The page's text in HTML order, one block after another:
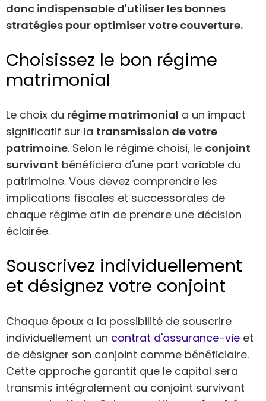
donc indispensable d'utiliser les bonnes
stratégies pour optimiser votre couverture.
Choisissez le bon régime
matrimonial
Le choix du régime matrimonial a un impact
significatif sur la transmission de votre
patrimoine. Selon le régime choisi, le conjoint
survivant bénéficiera d'une part variable du
patrimoine. Vous devez comprendre les
implications fiscales et successorales de
chaque régime afin de prendre une décision
éclairée.
Souscrivez individuellement
et désignez votre conjoint
Chaque époux a la possibilité de souscrire
individuellement un contrat d'assurance-vie et
de désigner son conjoint comme bénéficiaire.
Cette approche garantit que le capital sera
transmis intégralement au conjoint survivant